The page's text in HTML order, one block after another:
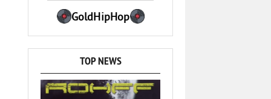
GoldHipHop
TOP NEWS